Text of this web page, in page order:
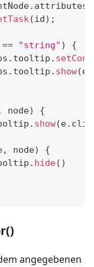
. attributes
(id) ;
== "string" )
{
. tooltip .
. tooltip . show(e
node)
{
. show(e.
, node)
{
. hide( )
angegebenen